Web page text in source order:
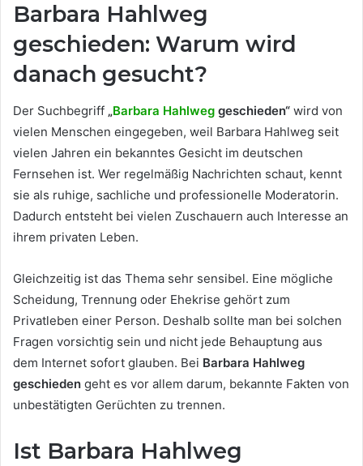
Barbara Hahlweg
geschieden: Warum wird
danach gesucht?
Der Suchbegriff „Barbara Hahlweg geschieden“ wird von
vielen Menschen eingegeben, weil Barbara Hahlweg seit
vielen Jahren ein bekanntes Gesicht im deutschen
Fernsehen ist. Wer regelmäßig Nachrichten schaut, kennt
sie als ruhige, sachliche und professionelle Moderatorin.
Dadurch entsteht bei vielen Zuschauern auch Interesse an
ihrem privaten Leben.
Gleichzeitig ist das Thema sehr sensibel. Eine mögliche
Scheidung, Trennung oder Ehekrise gehört zum
Privatleben einer Person. Deshalb sollte man bei solchen
Fragen vorsichtig sein und nicht jede Behauptung aus
dem Internet sofort glauben. Bei Barbara Hahlweg
geschieden geht es vor allem darum, bekannte Fakten von
unbestätigten Gerüchten zu trennen.
Ist Barbara Hahlweg